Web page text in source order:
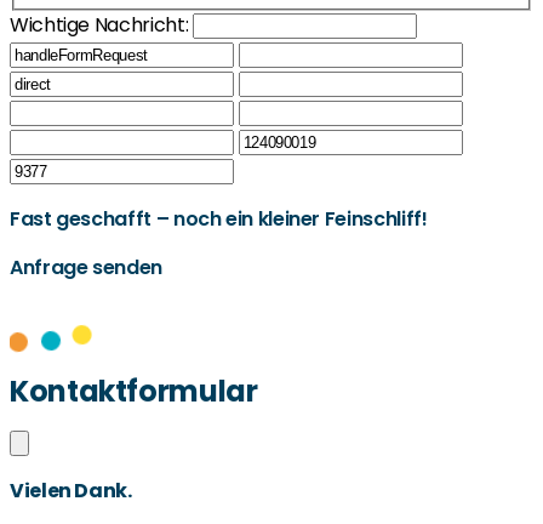
Wichtige Nachricht:
Fast geschafft – noch ein kleiner Feinschliff!
Anfrage senden
Kontaktformular
Vielen Dank.